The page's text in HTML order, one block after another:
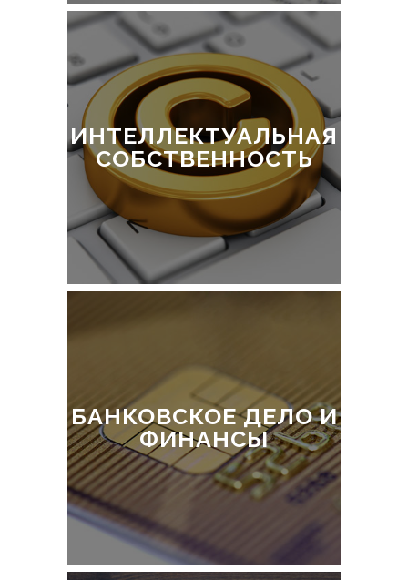
ИНТЕЛЛЕКТУАЛЬНАЯ
СОБСТВЕННОСТЬ
БАНКОВСКОЕ ДЕЛО И
ФИНАНСЫ